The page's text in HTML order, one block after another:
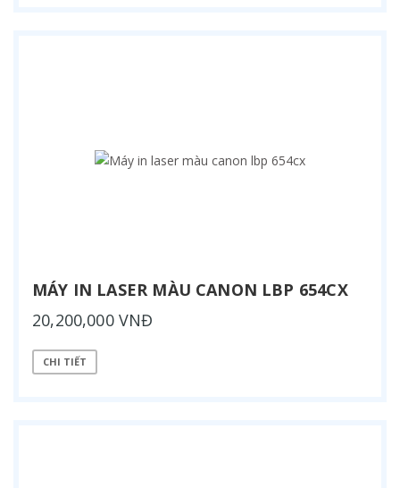
MÁY IN LASER MÀU CANON LBP 654CX
20,200,000 VNĐ
CHI TIẾT